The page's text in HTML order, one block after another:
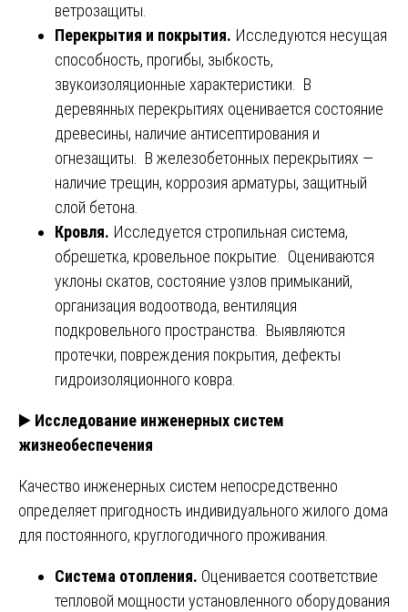
ветрозащиты.
Перекрытия и покрытия. Исследуются несущая
способность, прогибы, зыбкость,
звукоизоляционные характеристики. В
деревянных перекрытиях оценивается состояние
древесины, наличие антисептирования и
огнезащиты. В железобетонных перекрытиях —
наличие трещин, коррозия арматуры, защитный
слой бетона.
Кровля. Исследуется стропильная система,
обрешетка, кровельное покрытие. Оцениваются
уклоны скатов, состояние узлов примыканий,
организация водоотвода, вентиляция
подкровельного пространства. Выявляются
протечки, повреждения покрытия, дефекты
гидроизоляционного ковра.
▶️ Исследование инженерных систем
жизнеобеспечения
Качество инженерных систем непосредственно
определяет пригодность индивидуального жилого дома
для постоянного, круглогодичного проживания.
Система отопления. Оценивается соответствие
тепловой мощности установленного оборудования